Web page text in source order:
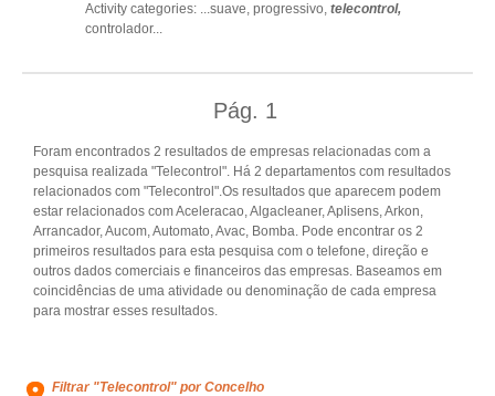
Activity categories: ...suave, progressivo, telecontrol,
controlador...
Pág. 1
Foram encontrados 2 resultados de empresas relacionadas com a
pesquisa realizada "Telecontrol". Há 2 departamentos com resultados
relacionados com "Telecontrol".Os resultados que aparecem podem
estar relacionados com Aceleracao, Algacleaner, Aplisens, Arkon,
Arrancador, Aucom, Automato, Avac, Bomba. Pode encontrar os 2
primeiros resultados para esta pesquisa com o telefone, direção e
outros dados comerciais e financeiros das empresas. Baseamos em
coincidências de uma atividade ou denominação de cada empresa
para mostrar esses resultados.
Filtrar "Telecontrol" por Concelho